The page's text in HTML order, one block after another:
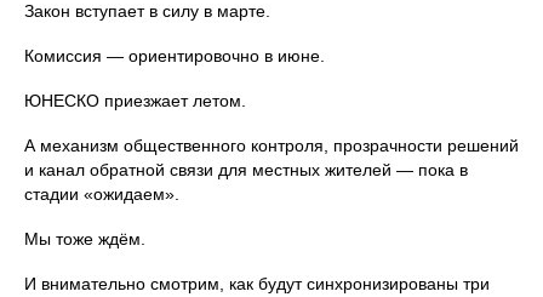
Закон вступает в силу в марте.
Комиссия — ориентировочно в июне.
ЮНЕСКО приезжает летом.
А механизм общественного контроля, прозрачности решений
и канал обратной связи для местных жителей — пока в
стадии «ожидаем».
Мы тоже ждём.
И внимательно смотрим, как будут синхронизированы три